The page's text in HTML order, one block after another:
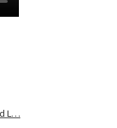
L…